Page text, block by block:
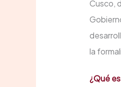
Cusco,
la
¿Qué